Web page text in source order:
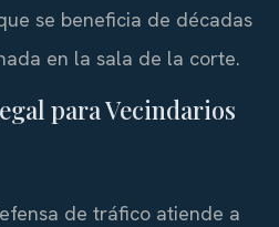
se beneficia de décadas
en la sala de la corte.
para Vecindarios
de tráfico atiende a